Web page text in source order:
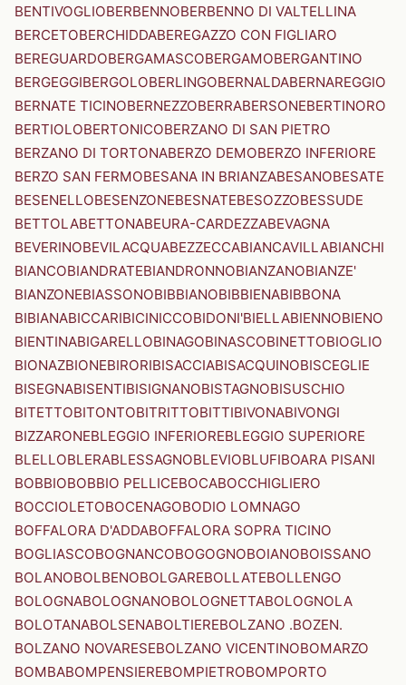
BENTIVOGLIOBERBENNOBERBENNO DI VALTELLINA
BERCETOBERCHIDDABEREGAZZO CON FIGLIARO
BEREGUARDOBERGAMASCOBERGAMOBERGANTINO
BERGEGGIBERGOLOBERLINGOBERNALDABERNAREGGIO
BERNATE TICINOBERNEZZOBERRABERSONEBERTINORO
BERTIOLOBERTONICOBERZANO DI SAN PIETRO
BERZANO DI TORTONABERZO DEMOBERZO INFERIORE
BERZO SAN FERMOBESANA IN BRIANZABESANOBESATE
BESENELLOBESENZONEBESNATEBESOZZOBESSUDE
BETTOLABETTONABEURA-CARDEZZABEVAGNA
BEVERINOBEVILACQUABEZZECCABIANCAVILLABIANCHI
BIANCOBIANDRATEBIANDRONNOBIANZANOBIANZE'
BIANZONEBIASSONOBIBBIANOBIBBIENABIBBONA
BIBIANABICCARIBICINICCOBIDONI'BIELLABIENNOBIENO
BIENTINABIGARELLOBINAGOBINASCOBINETTOBIOGLIO
BIONAZBIONEBIRORIBISACCIABISACQUINOBISCEGLIE
BISEGNABISENTIBISIGNANOBISTAGNOBISUSCHIO
BITETTOBITONTOBITRITTOBITTIBIVONABIVONGI
BIZZARONEBLEGGIO INFERIOREBLEGGIO SUPERIORE
BLELLOBLERABLESSAGNOBLEVIOBLUFIBOARA PISANI
BOBBIOBOBBIO PELLICEBOCABOCCHIGLIERO
BOCCIOLETOBOCENAGOBODIO LOMNAGO
BOFFALORA D'ADDABOFFALORA SOPRA TICINO
BOGLIASCOBOGNANCOBOGOGNOBOIANOBOISSANO
BOLANOBOLBENOBOLGAREBOLLATEBOLLENGO
BOLOGNABOLOGNANOBOLOGNETTABOLOGNOLA
BOLOTANABOLSENABOLTIEREBOLZANO .BOZEN.
BOLZANO NOVARESEBOLZANO VICENTINOBOMARZO
BOMBABOMPENSIEREBOMPIETROBOMPORTO